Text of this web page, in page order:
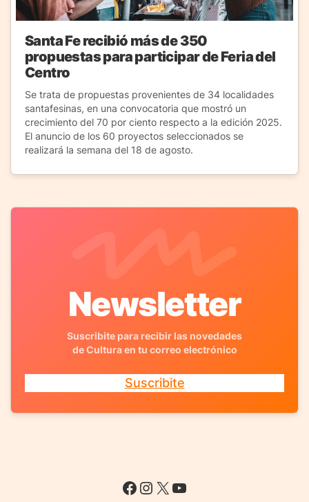
Santa Fe recibió más de 350
propuestas para participar de Feria del
Centro
Se trata de propuestas provenientes de 34 localidades
santafesinas, en una convocatoria que mostró un
crecimiento del 70 por ciento respecto a la edición 2025.
El anuncio de los 60 proyectos seleccionados se
realizará la semana del 18 de agosto.
Newsletter
Suscribite para recibir las novedades
de Cultura en tu correo electrónico
Suscribite
Facebook
Instagram
X YouTube